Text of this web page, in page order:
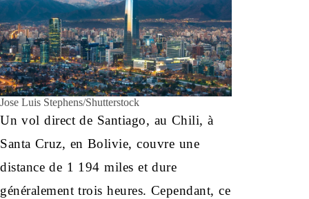
Jose Luis Stephens/Shutterstock
Un vol direct de Santiago, au Chili, à
Santa Cruz, en Bolivie, couvre une
distance de 1 194 miles et dure
généralement trois heures. Cependant, ce